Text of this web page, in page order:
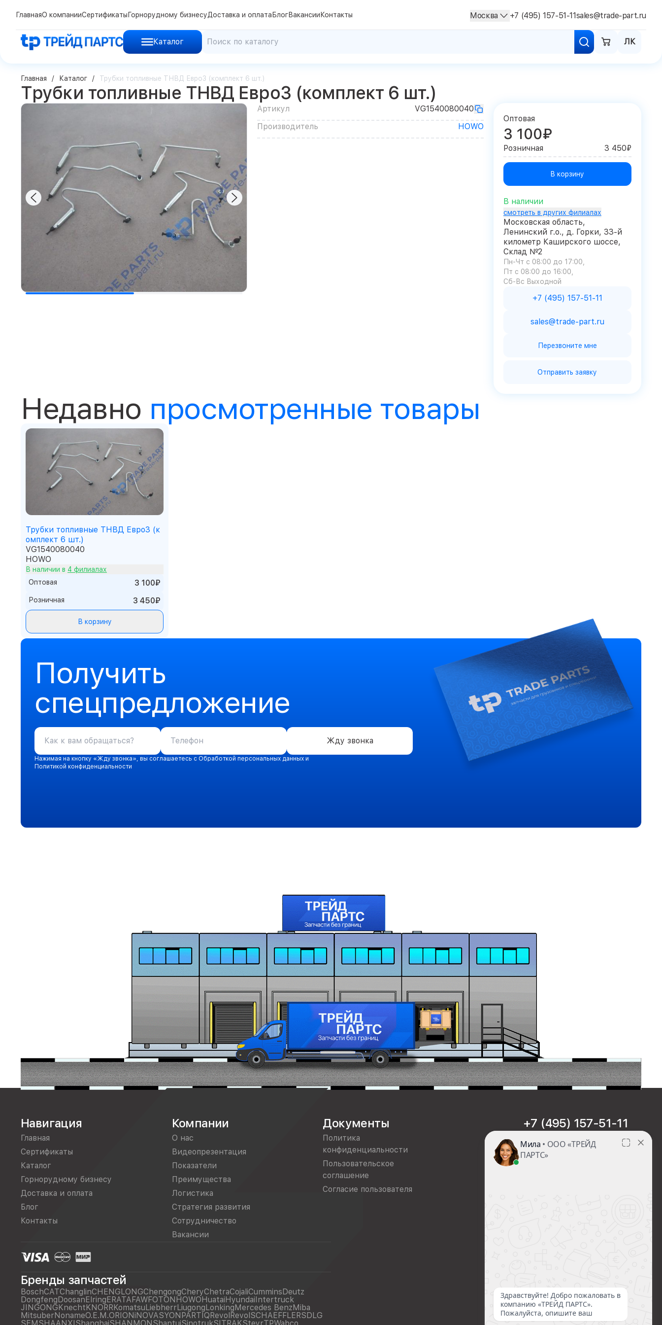
Каталог ЛК
ГлавнаяО компанииСертификаты Горнорудному бизнесуДоставка и оплата БлогВакансии Контакты Москва +7 (495) 157-51-11sales@trade-part.ru
Главная Каталог Трубки топливные ТНВД Евро3 (комплект 6 шт.)
Трубки топливные ТНВД Евро3 (комплект 6 шт.)
Артикул
VG1540080040
Производитель
HOWO
Оптовая
3 100₽
Розничная 3 450₽
В корзину
В наличии
смотреть в других филиалах
Московская область,
Ленинский г.о., д. Горки, 33-й
километр Каширского шоссе,
Склад №2
Пн-Чт с 08:00 до 17:00
Пт с 08:00 до 16:00
Сб-Вс Выходной
+7 (495) 157-51-11
sales@trade-part.ru
Перезвоните мне
Отправить заявку
Недавно просмотренные товары
Трубки топливные ТНВД Евро3 (к
омплект 6 шт.)
VG1540080040
HOWO
В наличии в 4 филиалах
Оптовая
3 100₽
Розничная 3 450₽
В корзину
Получить
спецпредложение
Жду звонка
Нажимая на кнопку «Жду звонка», вы соглашаетесь с Обработкой персональных данных и
Политикой конфиденциальности
Навигация
Главная
Сертификаты
Каталог
Горнорудному бизнесу
Доставка и оплата
Блог
Контакты
Компании
О нас
Видеопрезентация
Показатели
Преимущества
Логистика
Стратегия развития
Сотрудничество
Вакансии
Документы
Политика
конфиденциальности
Пользовательское
соглашение
Согласие пользователя
+7 (495) 157-51-11
sales@trade-part.ru
Бренды запчастей
BoschCATChanglinCHENGLONGChengongCheryChetraCojaliCumminsDeutz
DongfengDoosanElringERATAFAWFOTONHOWOHuataiHyundaiIntertruck
JINGONGKnechtKNORRKomatsuLiebherrLiugongLonkingMercedes BenzMiba
MitsuberNonameO.E.M.ORIONiNOVASYONPARTIQRevolRevolSCHAEFFLERSDLG